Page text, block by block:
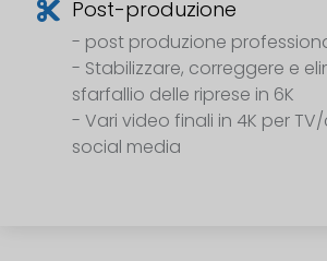
Post-produzione
- post produzione
- Stabilizzare, correggere e
sfarfallio delle riprese in 6K
- Vari video finali in 4K per
social media